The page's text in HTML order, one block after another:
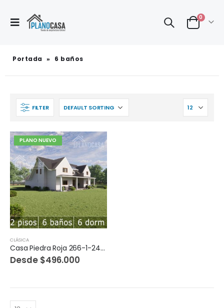
0
Portada » 6 baños
FILTER
PLANO NUEVO
CLÁSICA
Casa Piedra Roja 266-1-248m2
Desde $496.000